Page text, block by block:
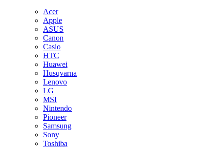
Acer
Apple
ASUS
Canon
Casio
HTC
Huawei
Husqvarna
Lenovo
LG
MSI
Nintendo
Pioneer
Samsung
Sony
Toshiba